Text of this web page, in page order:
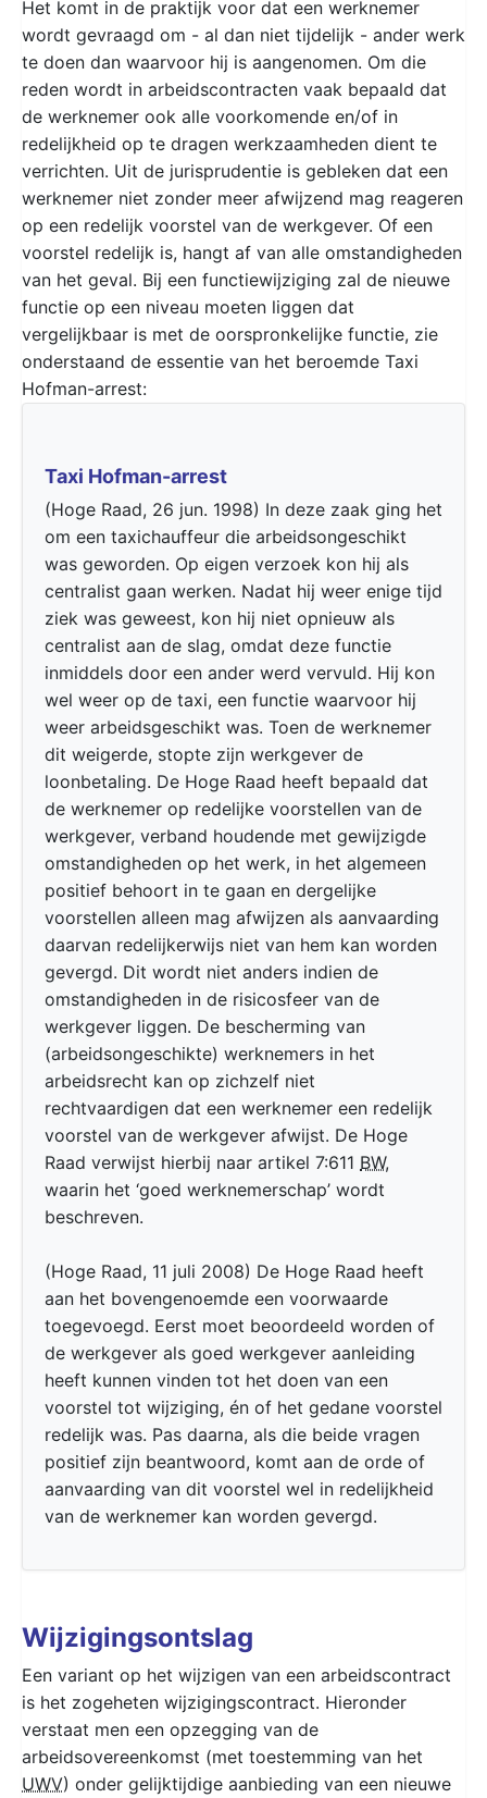
Het komt in de praktijk voor dat een werknemer
wordt gevraagd om - al dan niet tijdelijk - ander werk
te doen dan waarvoor hij is aangenomen. Om die
reden wordt in arbeidscontracten vaak bepaald dat
de werknemer ook alle voorkomende en/of in
redelijkheid op te dragen werkzaamheden dient te
verrichten. Uit de jurisprudentie is gebleken dat een
werknemer niet zonder meer afwijzend mag reageren
op een redelijk voorstel van de werkgever. Of een
voorstel redelijk is, hangt af van alle omstandigheden
van het geval. Bij een functiewijziging zal de nieuwe
functie op een niveau moeten liggen dat
vergelijkbaar is met de oorspronkelijke functie, zie
onderstaand de essentie van het beroemde Taxi
Hofman-arrest:
Taxi Hofman-arrest
(Hoge Raad, 26 jun. 1998) In deze zaak ging het
om een taxichauffeur die arbeidsongeschikt
was geworden. Op eigen verzoek kon hij als
centralist gaan werken. Nadat hij weer enige tijd
ziek was geweest, kon hij niet opnieuw als
centralist aan de slag, omdat deze functie
inmiddels door een ander werd vervuld. Hij kon
wel weer op de taxi, een functie waarvoor hij
weer arbeidsgeschikt was. Toen de werknemer
dit weigerde, stopte zijn werkgever de
loonbetaling. De Hoge Raad heeft bepaald dat
de werknemer op redelijke voorstellen van de
werkgever, verband houdende met gewijzigde
omstandigheden op het werk, in het algemeen
positief behoort in te gaan en dergelijke
voorstellen alleen mag afwijzen als aanvaarding
daarvan redelijkerwijs niet van hem kan worden
gevergd. Dit wordt niet anders indien de
omstandigheden in de risicosfeer van de
werkgever liggen. De bescherming van
(arbeidsongeschikte) werknemers in het
arbeidsrecht kan op zichzelf niet
rechtvaardigen dat een werknemer een redelijk
voorstel van de werkgever afwijst. De Hoge
Raad verwijst hierbij naar artikel 7:611 BW,
waarin het ‘goed werknemerschap’ wordt
beschreven.
(Hoge Raad, 11 juli 2008) De Hoge Raad heeft
aan het bovengenoemde een voorwaarde
toegevoegd. Eerst moet beoordeeld worden of
de werkgever als goed werkgever aanleiding
heeft kunnen vinden tot het doen van een
voorstel tot wijziging, én of het gedane voorstel
redelijk was. Pas daarna, als die beide vragen
positief zijn beantwoord, komt aan de orde of
aanvaarding van dit voorstel wel in redelijkheid
van de werknemer kan worden gevergd.
Wijzigingsontslag
Een variant op het wijzigen van een arbeidscontract
is het zogeheten wijzigingscontract. Hieronder
verstaat men een opzegging van de
arbeidsovereenkomst (met toestemming van het
UWV) onder gelijktijdige aanbieding van een nieuwe